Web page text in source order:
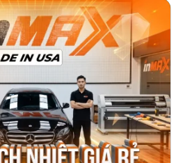
kiểm nghiệm cho thấy, ô...